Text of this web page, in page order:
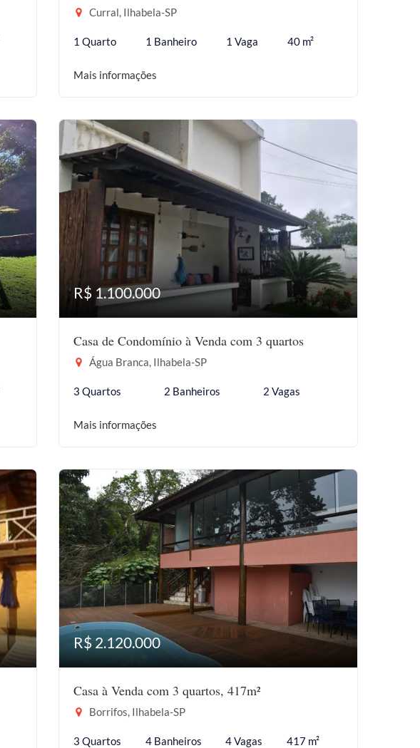
Curral, Ilhabela-SP
1 Quarto 1 Banheiro 1 Vaga 40 m²
Mais informações
R$ 1.100.000
Casa de Condomínio à Venda com 3 quartos
Água Branca, Ilhabela-SP
3 Quartos 2 Banheiros 2 Vagas
Mais informações
R$ 2.120.000
Casa à Venda com 3 quartos, 417m²
Borrifos, Ilhabela-SP
3 Quartos 4 Banheiros 4 Vagas 417 m²